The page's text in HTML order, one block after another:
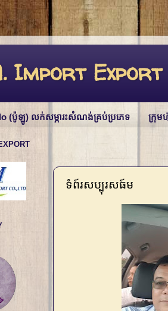
Import Export
(ប៉ូឡូ) លក់សម្ភារះសំណង់គ្រប់ប្រភេទ ក្រុម
ទំព៍រសប្បុរសធ៍ម